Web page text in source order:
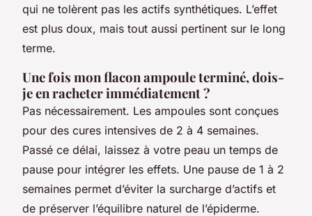
qui ne tolèrent pas les actifs synthétiques. L’effet
est plus doux, mais tout aussi pertinent sur le long
terme.
Une fois mon flacon ampoule terminé, dois-
je en racheter immédiatement ?
Pas nécessairement. Les ampoules sont conçues
pour des cures intensives de 2 à 4 semaines.
Passé ce délai, laissez à votre peau un temps de
pause pour intégrer les effets. Une pause de 1 à 2
semaines permet d’éviter la surcharge d’actifs et
de préserver l’équilibre naturel de l’épiderme.